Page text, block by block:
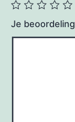
Je beoordeling